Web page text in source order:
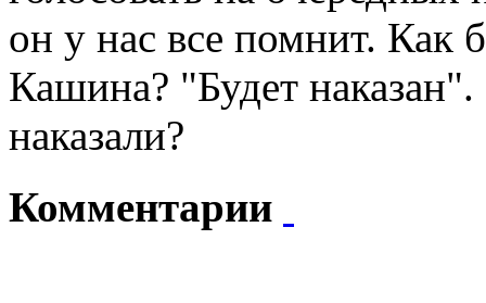
он у нас все помнит. Как
Кашина? "Будет
наказали?
Комментарии